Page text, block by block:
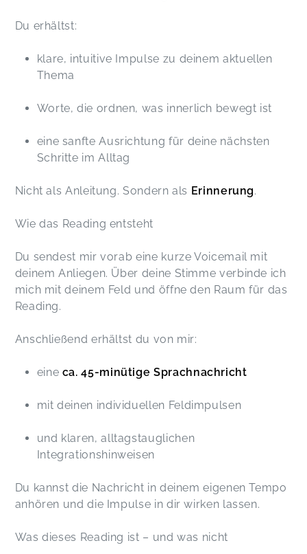
Du erhältst:
klare, intuitive Impulse zu deinem aktuellen
Thema
Worte, die ordnen, was innerlich bewegt ist
eine sanfte Ausrichtung für deine nächsten
Schritte im Alltag
Nicht als Anleitung. Sondern als Erinnerung.
Wie das Reading entsteht
Du sendest mir vorab eine kurze Voicemail mit
deinem Anliegen. Über deine Stimme verbinde ich
mich mit deinem Feld und öffne den Raum für das
Reading.
Anschließend erhältst du von mir:
eine ca. 45-minütige Sprachnachricht
mit deinen individuellen Feldimpulsen
und klaren, alltagstauglichen
Integrationshinweisen
Du kannst die Nachricht in deinem eigenen Tempo
anhören und die Impulse in dir wirken lassen.
Was dieses Reading ist – und was nicht